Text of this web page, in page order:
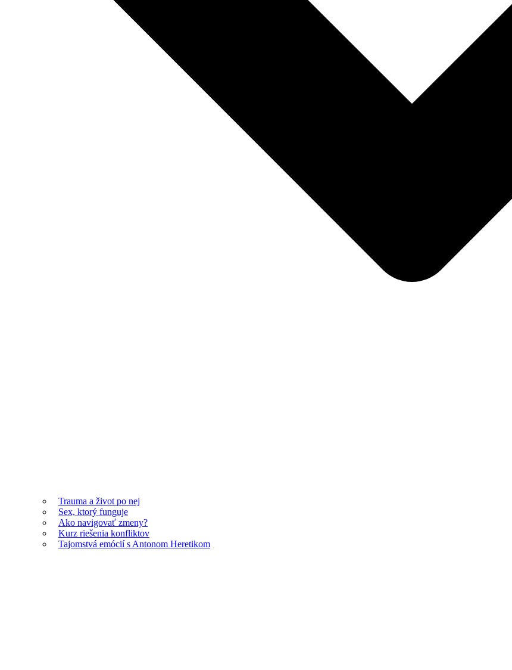
Trauma a život po nej
Sex, ktorý funguje
Ako navigovať zmeny?
Kurz riešenia konfliktov
Tajomstvá emócií s Antonom Heretikom